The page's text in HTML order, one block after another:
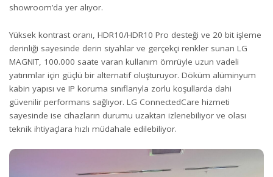
showroom’da yer alıyor.
Yüksek kontrast oranı, HDR10/HDR10 Pro desteği ve 20 bit işleme
derinliği sayesinde derin siyahlar ve gerçekçi renkler sunan LG
MAGNIT, 100.000 saate varan kullanım ömrüyle uzun vadeli
yatırımlar için güçlü bir alternatif oluşturuyor. Döküm alüminyum
kabin yapısı ve IP koruma sınıflarıyla zorlu koşullarda dahi
güvenilir performans sağlıyor. LG ConnectedCare hizmeti
sayesinde ise cihazların durumu uzaktan izlenebiliyor ve olası
teknik ihtiyaçlara hızlı müdahale edilebiliyor.